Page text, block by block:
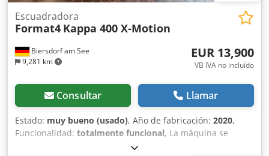
Biersdorf am See
9,281 km
Escuadradora
Format4 Kappa 400 X-Motion
EUR 13,900
VB IVA no incluído
Consultar Llamar
Estado: muy bueno (usado), Año de fabricación: 2020,
Funcionalidad: totalmente funcional, La máquina se
vende por encargo del cliente. Mesa corrediza de formato